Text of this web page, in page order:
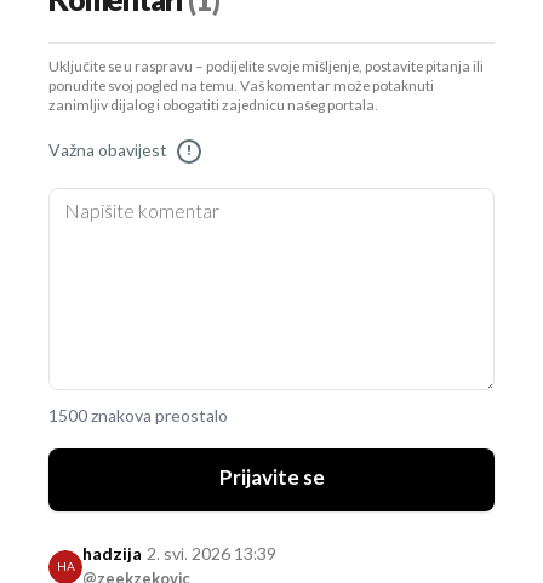
Uključite se u raspravu – podijelite svoje mišljenje, postavite pitanja ili
ponudite svoj pogled na temu. Vaš komentar može potaknuti
zanimljiv dijalog i obogatiti zajednicu našeg portala.
Važna obavijest !
1500 znakova preostalo
Prijavite se
HA
hadzija
@zeekzekovic
2. svi. 2026 13:39